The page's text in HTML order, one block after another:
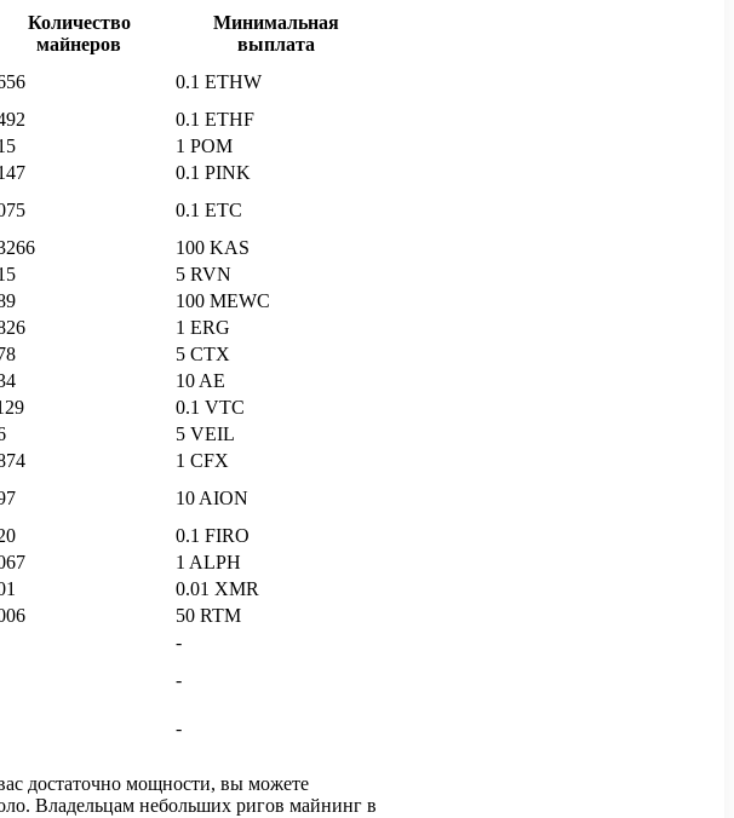
Количество
майнеров
Минимальная
выплата
0.1 ETHW
0.1 ETHF
1 POM
0.1 PINK
0.1 ETC
100 KAS
5 RVN
100 MEWC
1 ERG
5 CTX
10 AE
0.1 VTC
5 VEIL
1 CFX
10 AION
0.1 FIRO
1 ALPH
0.01 XMR
50 RTM
-
-
-
достаточно мощности, вы можете
Владельцам небольших ригов майнинг в